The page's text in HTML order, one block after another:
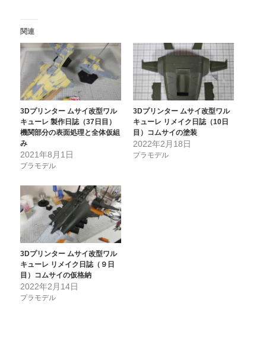
関連
3Dプリンター ムサイ改型ワル
キューレ 製作日誌（37日目）
機関部分の表面処理と全体仮組
み
2021年8月1日
プラモデル
3Dプリンター ムサイ改型ワル
キューレ リメイク日誌（10日
目）コムサイの塗装
2022年2月18日
プラモデル
3Dプリンター ムサイ改型ワル
キューレ リメイク日誌（９日
目）コムサイの仮格納
2022年2月14日
プラモデル